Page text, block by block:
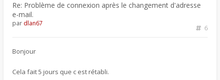
Re: Problème de connexion après le changement d'adresse
e-mail.
6
par dlan67
Bonjour
Cela fait 5 jours que c est rétabli.